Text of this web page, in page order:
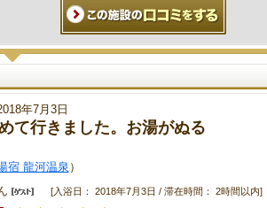
年7月3日
て行きました。お湯がぬる
宿 龍河温泉 ）
[入浴日： 2018年7月3日 / 滞在時間： 2時間以内]